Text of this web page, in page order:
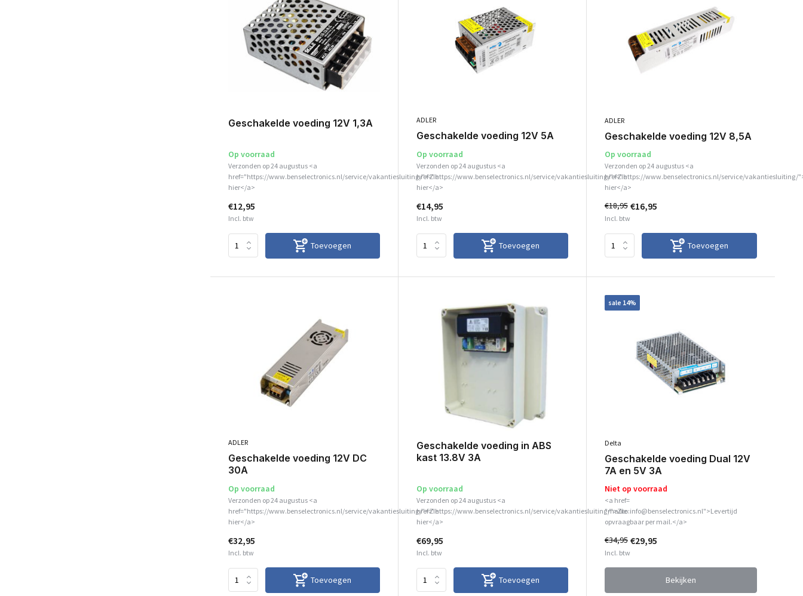
Geschakelde voeding 12V 1,3A
Op voorraad
Verzonden op 24 augustus <a
href="https://www.benselectronics.nl/service/vakantiesluiting/">Zie
hier</a>
€12,95
Incl. btw
Toevoegen
ADLER
Geschakelde voeding 12V 5A
Op voorraad
Verzonden op 24 augustus <a
href="https://www.benselectronics.nl/service/vakantiesluiting/">Zie
hier</a>
€14,95
Incl. btw
Toevoegen
ADLER
Geschakelde voeding 12V 8,5A
Op voorraad
Verzonden op 24 augustus <a
href="https://www.benselectronics.nl/service/vakantiesluiting/
hier</a>
€18,95 €16,95
Incl. btw
Toevoegen
ADLER
Geschakelde voeding 12V DC
30A
Op voorraad
Verzonden op 24 augustus <a
href="https://www.benselectronics.nl/service/vakantiesluiting/">Zie
hier</a>
€32,95
Incl. btw
Toevoegen
Geschakelde voeding in ABS
kast 13.8V 3A
Op voorraad
Verzonden op 24 augustus <a
href="https://www.benselectronics.nl/service/vakantiesluiting/">Zie
hier</a>
€69,95
Incl. btw
Toevoegen
sale 14%
Delta
Geschakelde voeding Dual 12V
7A en 5V 3A
Niet op voorraad
<a href=
"mailto:info@benselectronics.nl">Levertijd
opvraagbaar per mail.</a>
€34,95 €29,95
Incl. btw
Bekijken